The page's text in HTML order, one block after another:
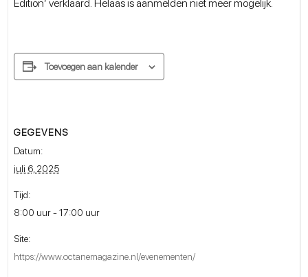
Edition’ verklaard. Helaas is aanmelden niet meer mogelijk.
Toevoegen aan kalender
GEGEVENS
Datum:
juli 6, 2025
Tijd:
8:00 uur - 17:00 uur
Site:
https://www.octanemagazine.nl/evenementen/